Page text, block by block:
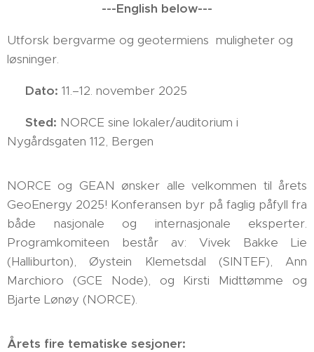
---English below---
Utforsk bergvarme og geotermiens muligheter og
løsninger.
Dato: 11.–12. november 2025
Sted: NORCE sine lokaler/auditorium i
Nygårdsgaten 112, Bergen
NORCE og GEAN ønsker alle velkommen til årets
GeoEnergy 2025! Konferansen byr på faglig påfyll fra
både nasjonale og internasjonale eksperter.
Programkomiteen består av: Vivek Bakke Lie
(Halliburton), Øystein Klemetsdal (SINTEF), Ann
Marchioro (GCE Node), og Kirsti Midttømme og
Bjarte Lønøy (NORCE).
Årets fire tematiske sesjoner: